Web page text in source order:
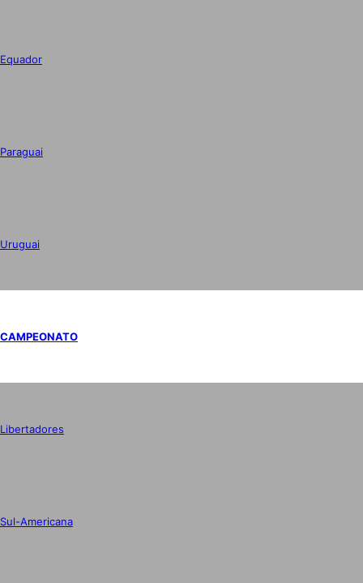
Equador
Paraguai
Uruguai
CAMPEONATO
Libertadores
Sul-Americana